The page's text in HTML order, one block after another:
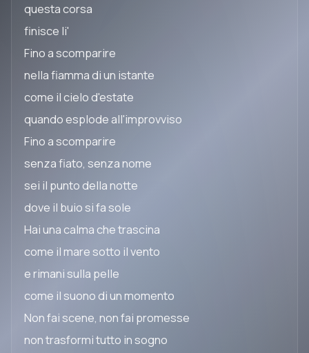
questa corsa
finisce li'
Fino a scomparire
nella fiamma di un istante
come il cielo d'estate
quando esplode all'improvviso
Fino a scomparire
senza fiato, senza nome
sei il punto della notte
dove il buio si fa sole
Hai una calma che trascina
come il mare sotto il vento
e rimani sulla pelle
come il suono di un momento
Non fai scene, non fai promesse
non trasformi tutto in sogno